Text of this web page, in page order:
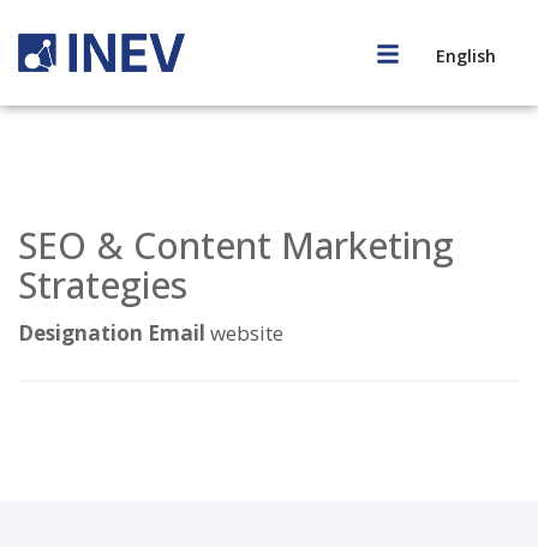
English
SEO & Content Marketing
Strategies
Designation Email website